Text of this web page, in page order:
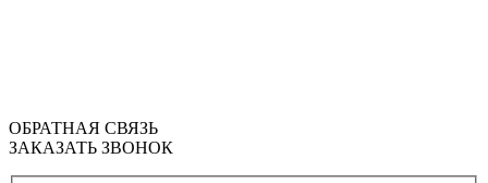
ОБРАТНАЯ СВЯЗЬ
ЗАКАЗАТЬ ЗВОНОК